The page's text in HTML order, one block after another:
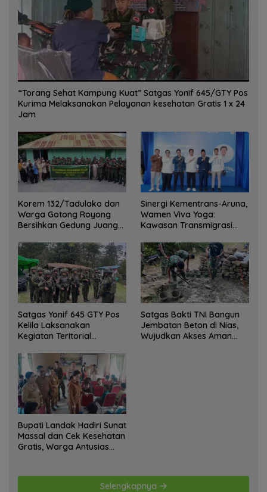
“Torang Sehat Kampung Kuat” Satgas Yonif 645/GTY Pos
Kurima Melaksanakan Pelayanan kesehatan Gratis 1 x 24
Jam
Korem 132/Tadulako dan
Warga Gotong Royong
Bersihkan Gedung Juang
Sinergi Kementrans-Aruna,
Wamen Viva Yoga:
Kawasan Transmigrasi
Ke Pasar Global
Satgas Yonif 645 GTY Pos
Kelila Laksanakan
Kegiatan Teritorial
Tokoh Adat dan Lurah
Satgas Bakti TNI Bangun
Jembatan Beton di Nias,
Wujudkan Akses Aman
Bupati Landak Hadiri Sunat
Massal dan Cek Kesehatan
Gratis, Warga Antusias
Selengkapnya